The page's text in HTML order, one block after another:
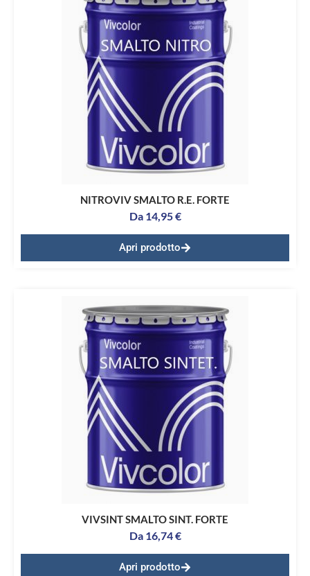
NITROVIV SMALTO R.E. FORTE
Da 14,95€
Apri prodotto
VIVSINT SMALTO SINT. FORTE
Da 16,74€
Apri prodotto